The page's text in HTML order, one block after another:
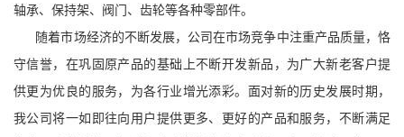
轴承、保持架、阀门、齿轮等各种零部件。
随着市场经济的不断发展，公司在市场竞争中注重产品质量，恪
守信誉，在巩固原产品的基础上不断开发新品，为广大新老客户提
供更为优良的服务，为各行业增光添彩。面对新的历史发展时期，
我公司将一如即往向用户提供更多、更好的产品和服务，不断满足